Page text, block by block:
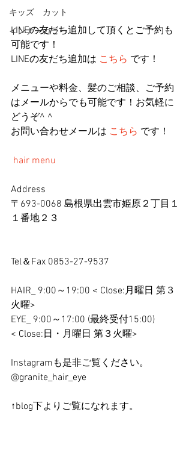
キッズ カット
インナーカラー
LINEの友だち追加して頂くとご予約も
可能です！
LINEの友だち追加は こちら です！
メニューや料金、髪のご相談、ご予約
はメールからでも可能です！お気軽に
どうぞ^ ^
お問い合わせメールは こちら です！
hair menu
Address
〒693-0068 島根県出雲市姫原２丁目１
１番地２３
Tel＆Fax 0853-27-9537
HAIR_ 9:00～19:00 < Close:月曜日 第３
火曜>
EYE_ 9:00～17:00 (最終受付15:00)
< Close:日・月曜日 第３火曜>
Instagramも是非ご覧ください。
@granite_hair_eye
↑blog下よりご覧になれます。